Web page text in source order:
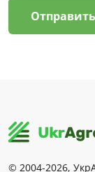
© 2004-2026,